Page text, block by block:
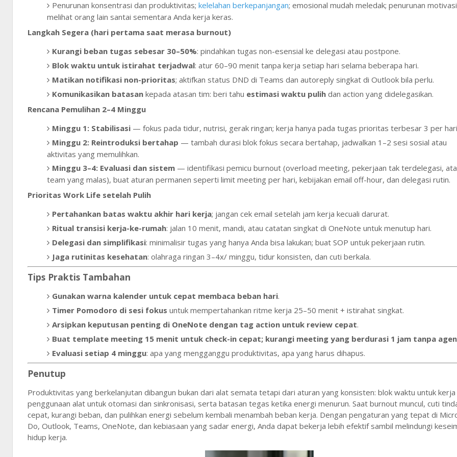
Penurunan konsentrasi dan produktivitas; kelelahan berkepanjangan; emosional mudah meledak; penurunan
melihat orang lain santai sementara Anda kerja keras.
Langkah Segera (hari pertama saat merasa burnout)
Kurangi beban tugas sebesar 30–50%: pindahkan tugas non-esensial ke delegasi atau postpone.
Blok waktu untuk istirahat terjadwal: atur 60–90 menit tanpa kerja setiap hari selama beberapa hari.
Matikan notifikasi non-prioritas; aktifkan status DND di Teams dan autoreply singkat di Outlook bila perlu.
Komunikasikan batasankepada atasan tim: beri tahu estimasi waktu pulihdan action yang didelegasikan.
Rencana Pemulihan 2–4 Minggu
Minggu 1: Stabilisasi— fokus pada tidur, nutrisi, gerak ringan; kerja hanya pada tugas prioritas terbesar 3 per
Minggu 2: Reintroduksi bertahap — tambah durasi blok fokus secara bertahap, jadwalkan 1–2 sesi sosial atau
aktivitas yang memulihkan.
Minggu 3–4: Evaluasi dan sistem— identifikasi pemicu burnout (overload meeting, pekerjaan tak terdelegasi,
team yang malas), buat aturan permanen seperti limit meeting per hari, kebijakan email off-hour, dan delegasi rutin.
Prioritas Work Life setelah Pulih
Pertahankan batas waktu akhir hari kerja; jangan cek email setelah jam kerja kecuali darurat.
Ritual transisi kerja-ke-rumah: jalan 10 menit, mandi, atau catatan singkat di OneNote untuk menutup hari.
Delegasi dan simplifikasi: minimalisir tugas yang hanya Anda bisa lakukan; buat SOP untuk pekerjaan rutin.
Jaga rutinitas kesehatan: olahraga ringan 3–4x/ minggu, tidur konsisten, dan cuti berkala.
Tips Praktis Tambahan
Gunakan warna kalender untuk cepat membaca beban hari.
Timer Pomodoro di sesi fokus untuk mempertahankan ritme kerja 25–50 menit + istirahat singkat.
Arsipkan keputusan penting di OneNote dengan tag action untuk review cepat.
Buat template meeting 15 menit untuk check-in cepat; kurangi meeting yang berdurasi 1 jam tanpa
Evaluasi setiap 4 minggu: apa yang mengganggu produktivitas, apa yang harus dihapus.
Penutup
Produktivitas yang berkelanjutan dibangun bukan dari alat semata tetapi dari aturan yang konsisten: blok waktu untuk kerja
penggunaan alat untuk otomasi dan sinkronisasi, serta batasan tegas ketika energi menurun. Saat burnout muncul, cuti
cepat, kurangi beban, dan pulihkan energi sebelum kembali menambah beban kerja. Dengan pengaturan yang tepat di
Do, Outlook, Teams, OneNote, dan kebiasaan yang sadar energi, Anda dapat bekerja lebih efektif sambil melindungi
hidup kerja.